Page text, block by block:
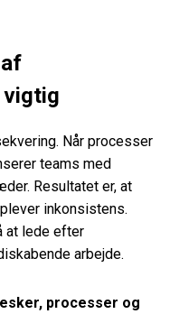
Når processer
teams med
Resultatet er, at
inkonsistens.
at lede efter
arbejde.
processer og